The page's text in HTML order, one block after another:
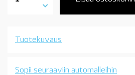
polttoaineputki,
525d,
03/2003,
Tuotekuvaus
Sopii seuraaviin automalleihin